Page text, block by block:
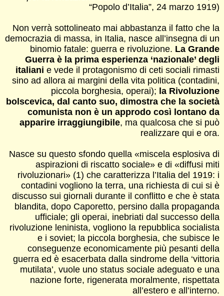
“Popolo d’Italia”, 24 marzo 1919)
Non verrà sottolineato mai abbastanza il fatto che la
democrazia di massa, in Italia, nasce all’insegna di un
binomio fatale: guerra e rivoluzione. La Grande
Guerra è la prima esperienza ‘nazionale’ degli
italiani e vede il protagonismo di ceti sociali rimasti
sino ad allora ai margini della vita politica (contadini,
piccola borghesia, operai); la Rivoluzione
bolscevica, dal canto suo, dimostra che la società
comunista non è un approdo così lontano da
apparire irraggiungibile, ma qualcosa che si può
realizzare qui e ora.
Nasce su questo sfondo quella «miscela esplosiva di
aspirazioni di riscatto sociale» e di «diffusi miti
rivoluzionari» (1) che caratterizza l’Italia del 1919: i
contadini vogliono la terra, una richiesta di cui si è
discusso sui giornali durante il conflitto e che è stata
blandita, dopo Caporetto, persino dalla propaganda
ufficiale; gli operai, inebriati dal successo della
rivoluzione leninista, vogliono la repubblica socialista
e i soviet; la piccola borghesia, che subisce le
conseguenze economicamente più pesanti della
guerra ed è esacerbata dalla sindrome della ‘vittoria
mutilata’, vuole uno status sociale adeguato e una
nazione forte, rigenerata moralmente, rispettata
all’estero e all’interno.